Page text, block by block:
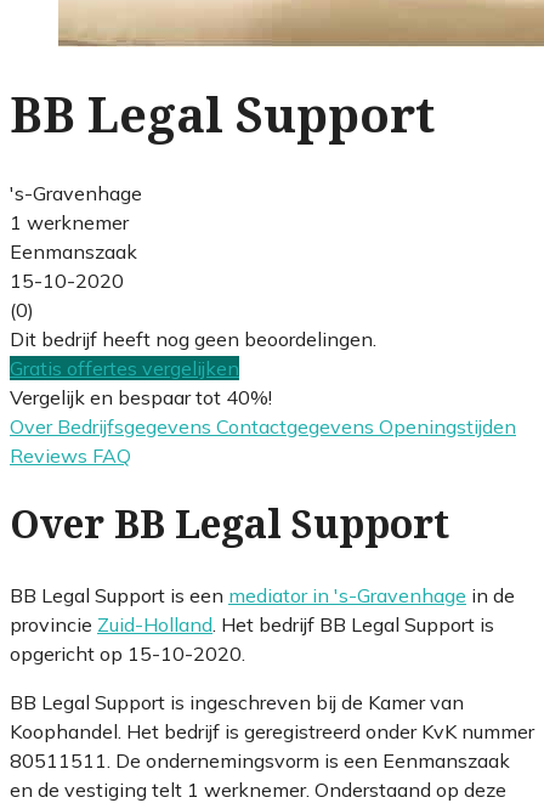
BB Legal Support
's-Gravenhage
1 werknemer
Eenmanszaak
15-10-2020
(0)
Dit bedrijf heeft nog geen beoordelingen.
Gratis offertes vergelijken
Vergelijk en bespaar tot 40%!
Over Bedrijfsgegevens Contactgegevens Openingstijden
Reviews FAQ
Over BB Legal Support
BB Legal Support is een mediator in 's-Gravenhage in de
provincie Zuid-Holland . Het bedrijf BB Legal Support is
opgericht op 15-10-2020.
BB Legal Support is ingeschreven bij de Kamer van
Koophandel. Het bedrijf is geregistreerd onder KvK nummer
80511511. De ondernemingsvorm is een Eenmanszaak
en de vestiging telt 1 werknemer. Onderstaand op deze